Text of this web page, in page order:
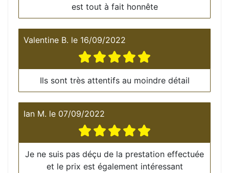
est tout à fait honnête
Valentine B. le 16/09/2022
Ils sont très attentifs au moindre détail
Ian M. le 07/09/2022
Je ne suis pas déçu de la prestation effectuée
et le prix est également intéressant